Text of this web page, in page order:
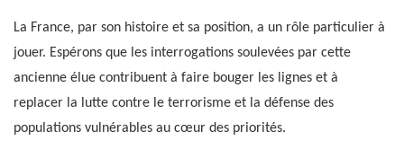
La France, par son histoire et sa position, a un rôle particulier à
jouer. Espérons que les interrogations soulevées par cette
ancienne élue contribuent à faire bouger les lignes et à
replacer la lutte contre le terrorisme et la défense des
populations vulnérables au cœur des priorités.